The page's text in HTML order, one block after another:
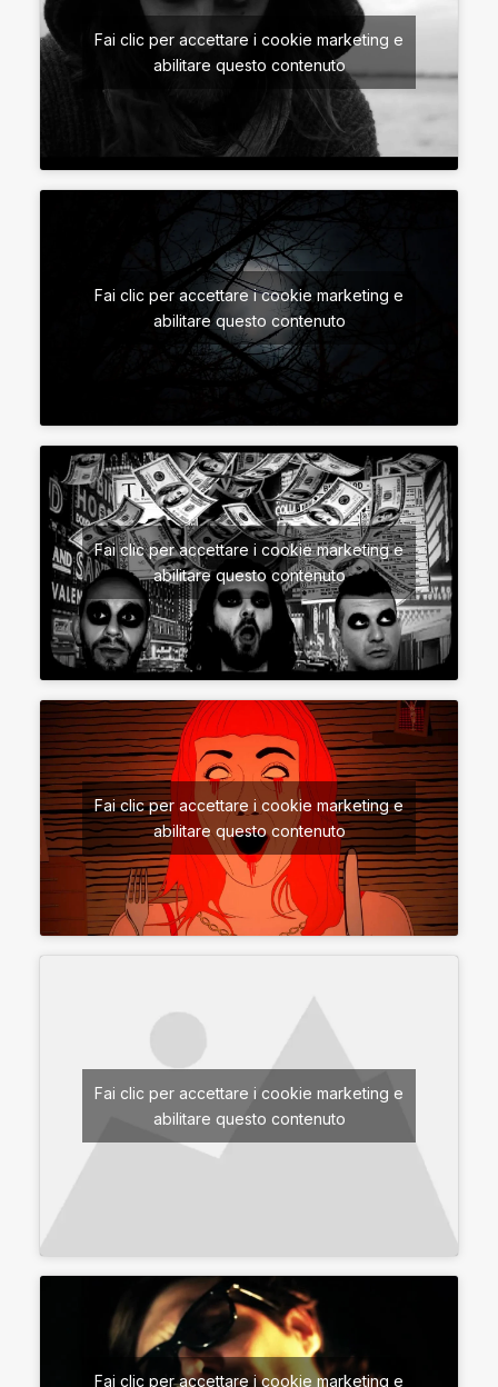
Fai clic per accettare i cookie marketing e
abilitare questo contenuto
Fai clic per accettare i cookie marketing e
abilitare questo contenuto
Fai clic per accettare i cookie marketing e
abilitare questo contenuto
Fai clic per accettare i cookie marketing e
abilitare questo contenuto
Fai clic per accettare i cookie marketing e
abilitare questo contenuto
Fai clic per accettare i cookie marketing e